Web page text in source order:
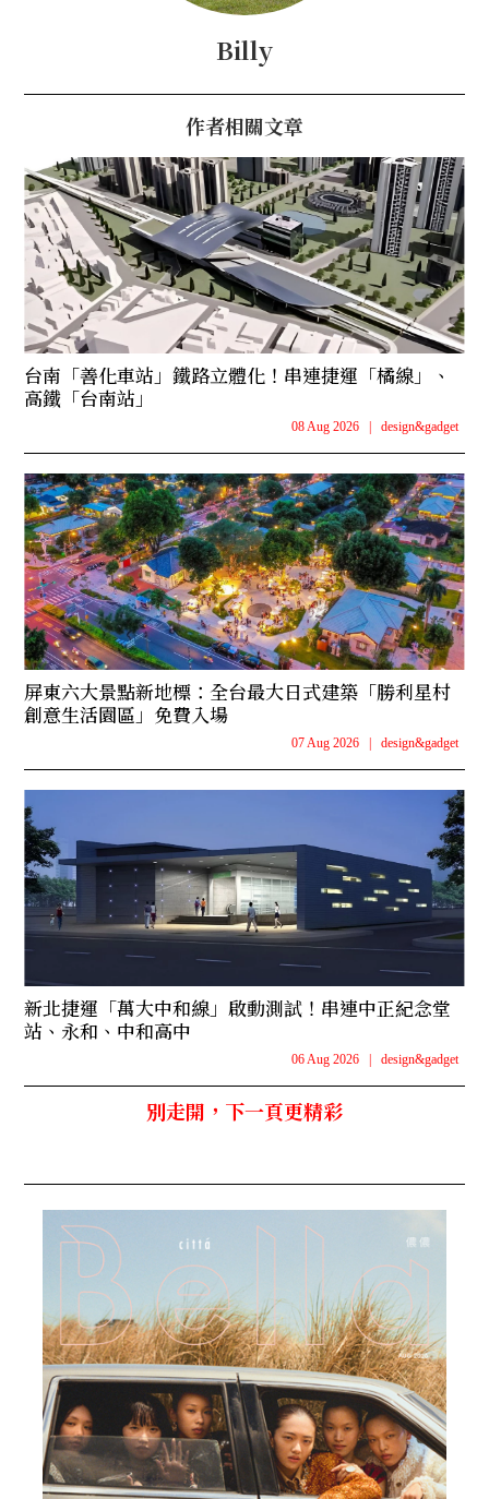
Billy
作者相關文章
台南「善化車站」鐵路立體化！串連捷運「橘線」、
高鐵「台南站」
08 Aug 2026 | design&gadget
屏東六大景點新地標：全台最大日式建築「勝利星村
創意生活園區」免費入場
07 Aug 2026 | design&gadget
新北捷運「萬大中和線」啟動測試！串連中正紀念堂
站、永和、中和高中
06 Aug 2026 | design&gadget
別走開，下一頁更精彩